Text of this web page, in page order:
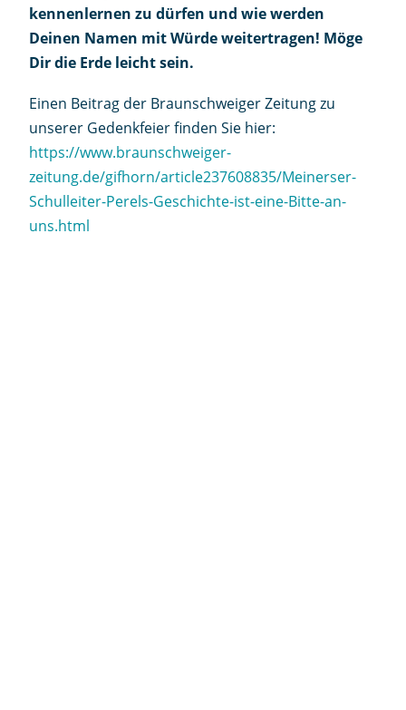
kennenlernen zu dürfen und wie werden
Deinen Namen mit Würde weitertragen! Möge
Dir die Erde leicht sein.
Einen Beitrag der Braunschweiger Zeitung zu
unserer Gedenkfeier finden Sie hier:
https://www.braunschweiger-
zeitung.de/gifhorn/article237608835/Meinerser-
Schulleiter-Perels-Geschichte-ist-eine-Bitte-an-
uns.html